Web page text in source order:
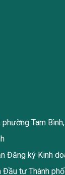
Tam
Đăng ký Kinh
Đầu tư Thành